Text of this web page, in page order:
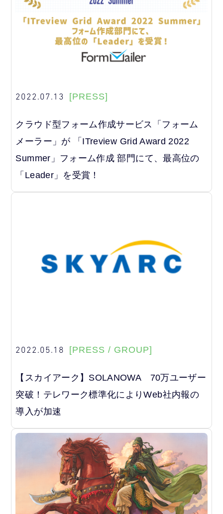
2022.07.13 [PRESS]
クラウド型フォーム作成サービス「フォーム
メーラー」が 「ITreview Grid Award 2022
Summer」フォーム作成 部門にて、最高位の
「Leader」を受賞！
2022.05.18 [PRESS / GROUP]
【スカイアーク】SOLANOWA 70万ユーザー
突破！テレワーク標準化によりWeb社内報の
導入が加速